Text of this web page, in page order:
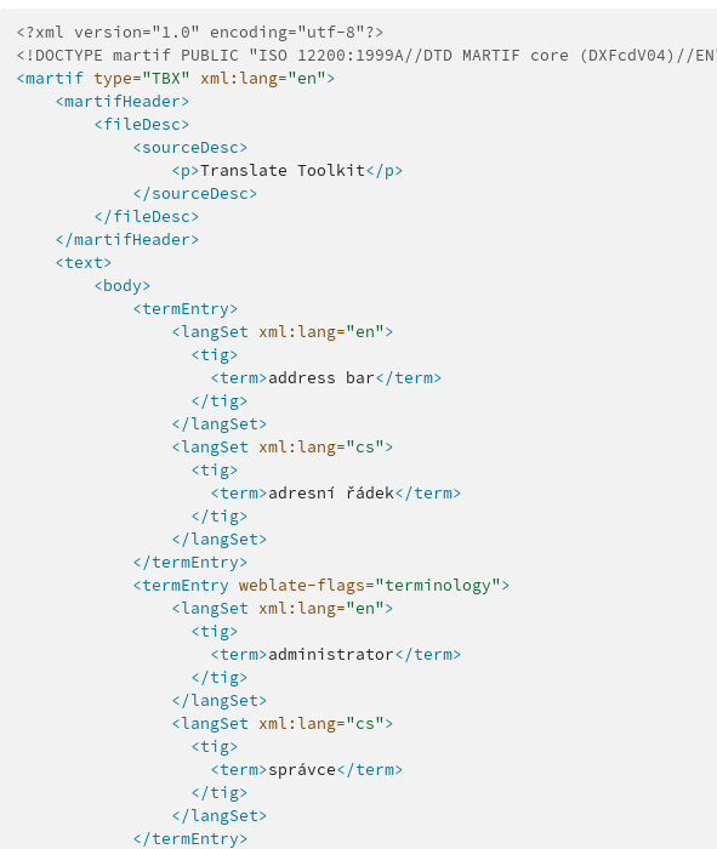
<?xml version="1.0" encoding="utf-8"?>
<!DOCTYPE martif PUBLIC "ISO 12200:1999A//DTD MARTIF core (DXFcdV04)//
<martif type="TBX" xml:lang="en">
<martifHeader>
<fileDesc>
<sourceDesc>
<p>Translate Toolkit</p>
</sourceDesc>
</fileDesc>
</martifHeader>
<text>
<body>
<termEntry>
<langSet xml:lang="en">
<tig>
<term>address bar</term>
</tig>
</langSet>
<langSet xml:lang="cs">
<tig>
<term>adresní řádek</term>
</tig>
</langSet>
</termEntry>
<termEntry weblate-flags="terminology">
<langSet xml:lang="en">
<tig>
<term>administrator</term>
</tig>
</langSet>
<langSet xml:lang="cs">
<tig>
<term>správce</term>
</tig>
</langSet>
</termEntry>